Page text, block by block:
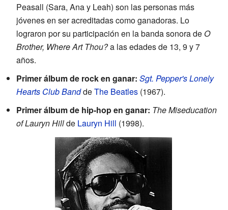
Peasall (Sara, Ana y Leah) son las personas más
jóvenes en ser acreditadas como ganadoras. Lo
lograron por su participación en la banda sonora de O
Brother, Where Art Thou?a las edades de 13, 9 y 7
años.
Primer álbum de rock en ganar: Sgt. Pepper's Lonely
Hearts Club BanddeThe Beatles (1967).
Primer álbum de hip-hop en ganar: The Miseducation
of Lauryn Hillde Lauryn Hill (1998).